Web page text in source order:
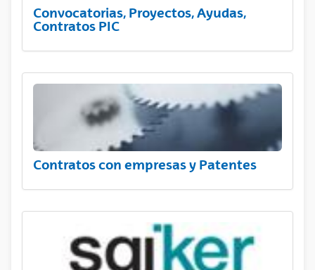
Convocatorias, Proyectos, Ayudas,
Contratos PIC
Contratos con empresas y Patentes